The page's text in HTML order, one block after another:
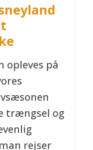
opleves på
trængsel og
rejser